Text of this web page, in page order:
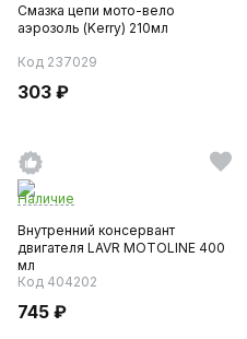
Смазка цепи мото-вело
аэрозоль (Kerry) 210мл
Код 237029
303 ₽
Наличие
Внутренний консервант
двигателя LAVR MOTOLINE 400
мл
Код 404202
745 ₽